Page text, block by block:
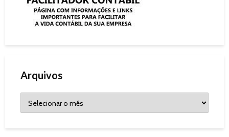
Arquivos